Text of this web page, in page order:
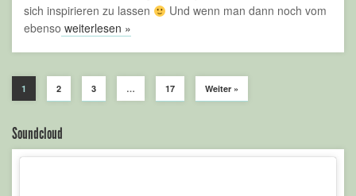
sich inspirieren zu lassen
Und wenn man dann noch vom
ebenso weiterlesen »
1 2 3 … 17 Weiter »
Soundcloud